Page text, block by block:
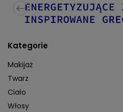
Kategorie
Makijaż
Twarz
Ciało
Włosy